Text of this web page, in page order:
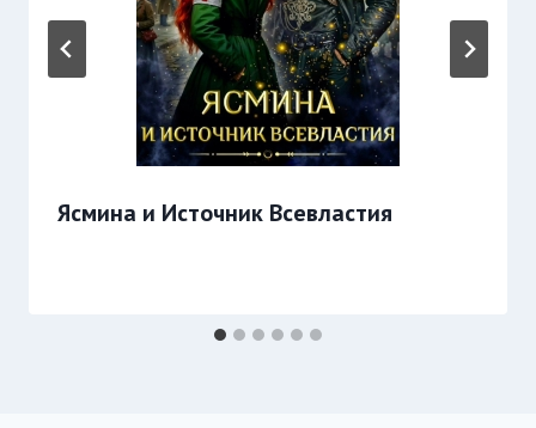
Ясмина и Источник Всевластия